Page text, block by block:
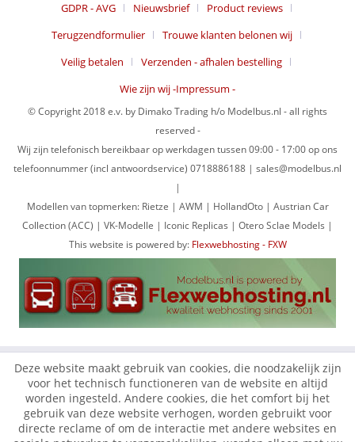
GDPR - AVG
Nieuwsbrief
Product reviews
Terugzendformulier
Trouwe klanten belonen wij
Veilig betalen
Verzenden - afhalen bestelling
Wie zijn wij -Impressum -
© Copyright 2018 e.v. by Dimako Trading h/o Modelbus.nl - all rights
reserved -
Wij zijn telefonisch bereikbaar op werkdagen tussen 09:00 - 17:00 op ons
telefoonnummer (incl antwoordservice) 0718886188 | sales@modelbus.nl
|
Modellen van topmerken: Rietze | AWM | HollandOto | Austrian Car
Collection (ACC) | VK-Modelle | Iconic Replicas | Otero Sclae Models |
This website is powered by: Flexwebhosting - FXW
Deze website maakt gebruik van cookies, die noodzakelijk zijn
voor het technisch functioneren van de website en altijd
worden ingesteld. Andere cookies, die het comfort bij het
gebruik van deze website verhogen, worden gebruikt voor
directe reclame of om de interactie met andere websites en